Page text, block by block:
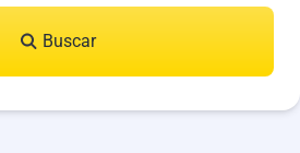
Buscar